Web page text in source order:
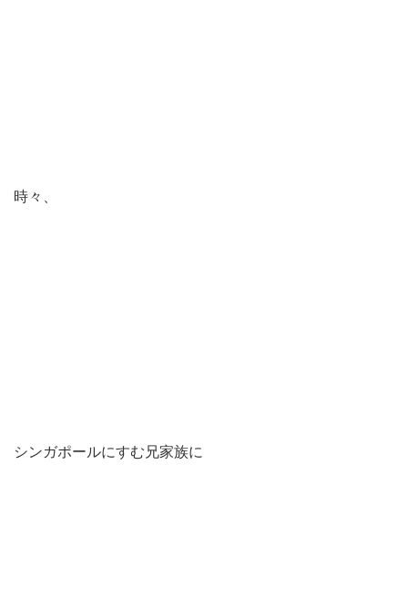
時々、
シンガポールにすむ兄家族に